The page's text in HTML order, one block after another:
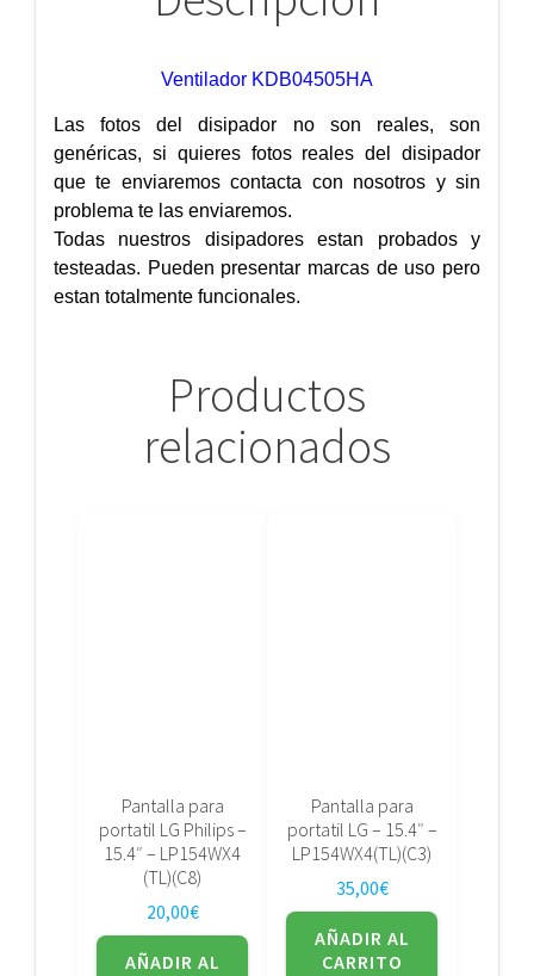
Ventilador KDB04505HA
Las fotos del disipador no son reales, son
genéricas, si quieres fotos reales del disipador
que te enviaremos contacta con nosotros y sin
problema te las enviaremos.
Todas nuestros disipadores estan probados y
testeadas. Pueden presentar marcas de uso pero
estan totalmente funcionales.
Productos
relacionados
Pantalla para
portatil LG Philips –
15.4″ – LP154WX4
(TL)(C8)
20,00€
AÑADIR AL
Pantalla para
portatil LG – 15.4″ –
LP154WX4(TL)(C3)
35,00€
AÑADIR AL
CARRITO